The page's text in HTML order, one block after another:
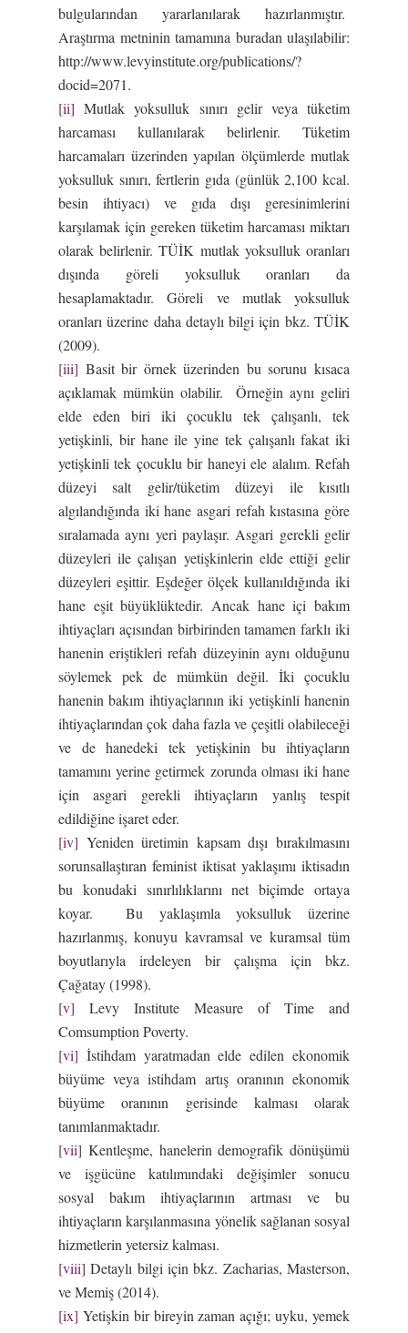
bulgularından yararlanılarak hazırlanmıştır.
Araştırma metninin tamamına buradan ulaşılabilir:
http://www.levyinstitute.org/publications/?
docid=2071.
[ii] Mutlak yoksulluk sınırı gelir veya tüketim
harcaması kullanılarak belirlenir. Tüketim
harcamaları üzerinden yapılan ölçümlerde mutlak
yoksulluk sınırı, fertlerin gıda (günlük 2,100 kcal.
besin ihtiyacı) ve gıda dışı geresinimlerini
karşılamak için gereken tüketim harcaması miktarı
olarak belirlenir. TÜİK mutlak yoksulluk oranları
dışında göreli yoksulluk oranları da
hesaplamaktadır. Göreli ve mutlak yoksulluk
oranları üzerine daha detaylı bilgi için bkz. TÜİK
(2009).
[iii] Basit bir örnek üzerinden bu sorunu kısaca
açıklamak mümkün olabilir. Örneğin aynı geliri
elde eden biri iki çocuklu tek çalışanlı, tek
yetişkinli, bir hane ile yine tek çalışanlı fakat iki
yetişkinli tek çocuklu bir haneyi ele alalım. Refah
düzeyi salt gelir/tüketim düzeyi ile kısıtlı
algılandığında iki hane asgari refah kıstasına göre
sıralamada aynı yeri paylaşır. Asgari gerekli gelir
düzeyleri ile çalışan yetişkinlerin elde ettiği gelir
düzeyleri eşittir. Eşdeğer ölçek kullanıldığında iki
hane eşit büyüklüktedir. Ancak hane içi bakım
ihtiyaçları açısından birbirinden tamamen farklı iki
hanenin eriştikleri refah düzeyinin aynı olduğunu
söylemek pek de mümkün değil. İki çocuklu
hanenin bakım ihtiyaçlarının iki yetişkinli hanenin
ihtiyaçlarından çok daha fazla ve çeşitli olabileceği
ve de hanedeki tek yetişkinin bu ihtiyaçların
tamamını yerine getirmek zorunda olması iki hane
için asgari gerekli ihtiyaçların yanlış tespit
edildiğine işaret eder.
[iv] Yeniden üretimin kapsam dışı bırakılmasını
sorunsallaştıran feminist iktisat yaklaşımı iktisadın
bu konudaki sınırlılıklarını net biçimde ortaya
koyar. Bu yaklaşımla yoksulluk üzerine
hazırlanmış, konuyu kavramsal ve kuramsal tüm
boyutlarıyla irdeleyen bir çalışma için bkz.
Çağatay (1998).
[v] Levy Institute Measure of Time and
Comsumption Poverty.
[vi] İstihdam yaratmadan elde edilen ekonomik
büyüme veya istihdam artış oranının ekonomik
büyüme oranının gerisinde kalması olarak
tanımlanmaktadır.
[vii] Kentleşme, hanelerin demografik dönüşümü
ve işgücüne katılımındaki değişimler sonucu
sosyal bakım ihtiyaçlarının artması ve bu
ihtiyaçların karşılanmasına yönelik sağlanan sosyal
hizmetlerin yetersiz kalması.
[viii] Detaylı bilgi için bkz. Zacharias, Masterson,
ve Memiş (2014).
[ix] Yetişkin bir bireyin zaman açığı; uyku, yemek